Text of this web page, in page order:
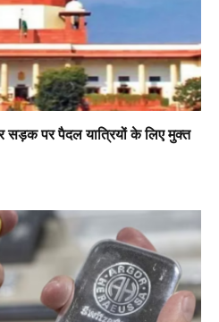
सड़क पर पैदल यात्रियों के लिए मुक्त